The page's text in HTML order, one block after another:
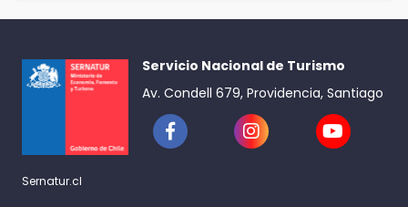
Servicio Nacional de Turismo
Av. Condell 679, Providencia, Santiago
Sernatur.cl